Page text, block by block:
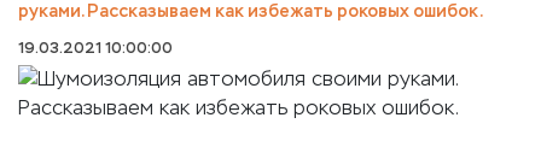
руками. Рассказываем как избежать роковых ошибок.
19.03.2021 10:00:00